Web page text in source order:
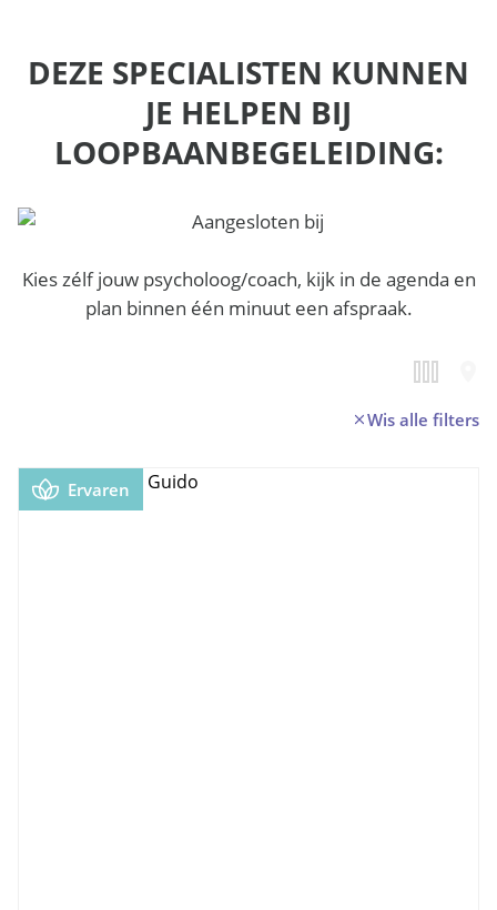
DEZE SPECIALISTEN KUNNEN
JE HELPEN BIJ
LOOPBAANBEGELEIDING:
Kies zélf jouw psycholoog/coach, kijk in de agenda en
plan binnen één minuut een afspraak.
Wis alle filters
Ervaren